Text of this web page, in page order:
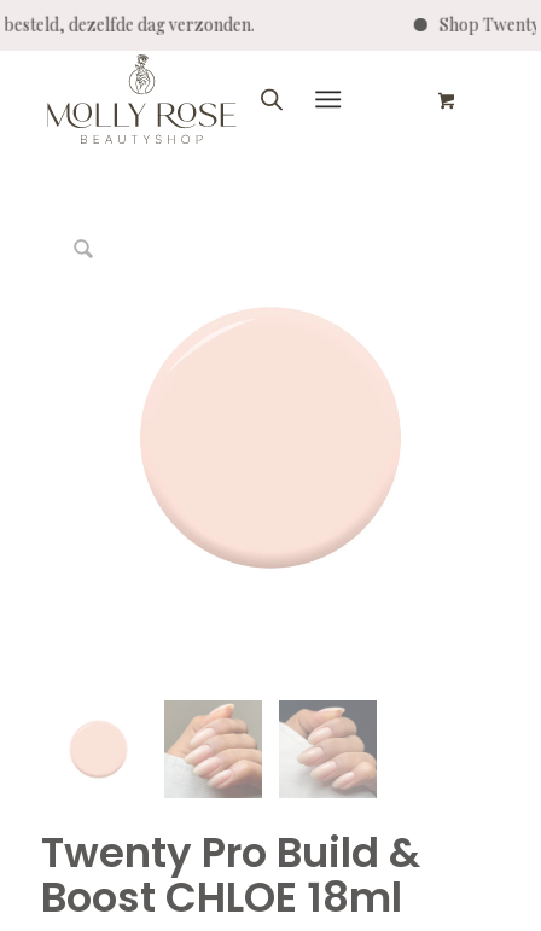
dezelfde dag verzonden. Shop Twenty
Twenty Pro Build &
Boost CHLOE 18ml